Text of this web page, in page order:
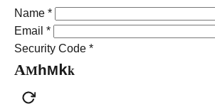
Name *
Email *
Security Code *
AMhMkk